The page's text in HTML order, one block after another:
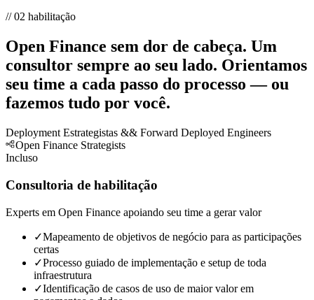
// 02 habilitação
Open Finance sem dor de cabeça. Um
consultor sempre ao seu lado. Orientamos
seu time a cada passo do processo — ou
fazemos tudo por você.
Deployment Estrategistas && Forward Deployed Engineers
Open Finance Strategists
Incluso
Consultoria de habilitação
Experts em Open Finance apoiando seu time a gerar valor
✓Mapeamento de objetivos de negócio para as participações
certas
✓Processo guiado de implementação e setup de toda
infraestrutura
✓Identificação de casos de uso de maior valor em